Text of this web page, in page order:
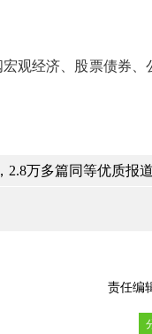
观经济、股票债券
2.8万多篇同等优质报
责任编